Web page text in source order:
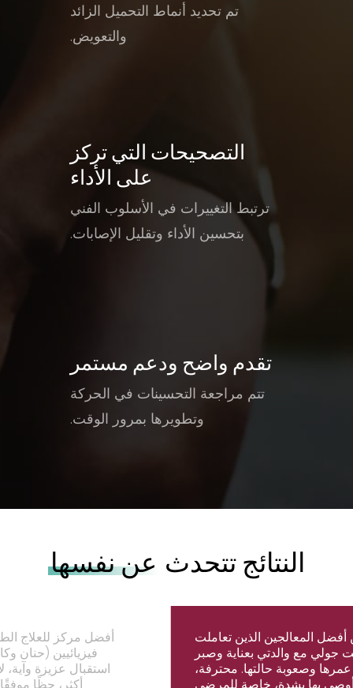
تم تحديد أنماط التحميل الزائد
والتعويض.
التصحيحات التي تركز
على الأداء
ترتبط التغييرات في الأسلوب الفني
بتحسين الأداء وتقليل الإصابات.
تقدم واضح ودعم مستمر
تتم مراجعة التحسينات في الحركة
وتطويرها بمرور الوقت.
النتائج تتحدث عن نفسها
المعالجين الذين تعاملت
جولي مع والدتي بعناية وصبر
وصعوبة حالتها. محترفة،
أفضل مركز للعلاج
فيزيائيين (حنان
استقبال عزيزة